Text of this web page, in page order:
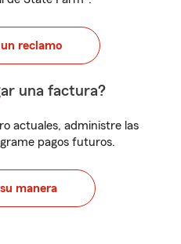
reclamo
una factura?
actuales, administre las
pagos futuros.
manera